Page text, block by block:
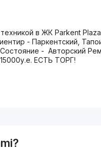
в ЖК Parkent
- Паркентский,
- Авторский
ЕСТЬ ТОРГ!